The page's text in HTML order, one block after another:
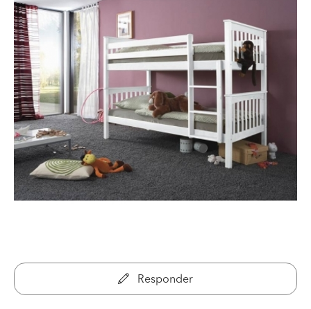
Responder